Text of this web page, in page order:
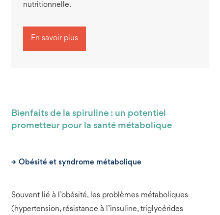
nutritionnelle.
En savoir plus
Bienfaits de la spiruline : un potentiel
prometteur pour la santé métabolique
Obésité et syndrome métabolique
Souvent lié à l’obésité, les problèmes métaboliques
(hypertension, résistance à l’insuline, triglycérides